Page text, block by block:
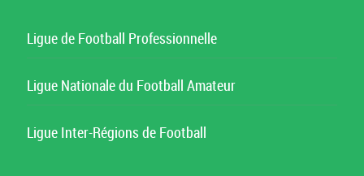
Ligue de Football Professionnelle
Ligue Nationale du Football Amateur
Ligue Inter-Régions de Football